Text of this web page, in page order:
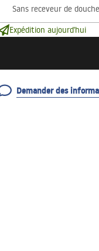
Expédition aujourd'hui
Demander des